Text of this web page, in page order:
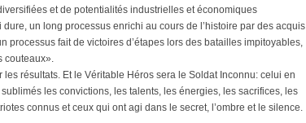
et de potentialités industrielles et économiques
un long processus enrichi au cours de l’histoire par des acquis
processus fait de victoires d’étapes lors des batailles impitoyables,
couteaux».
les résultats. Et le Véritable Héros sera le Soldat Inconnu: celui en
les convictions, les talents, les énergies, les sacrifices, les
connus et ceux qui ont agi dans le secret, l’ombre et le silence.